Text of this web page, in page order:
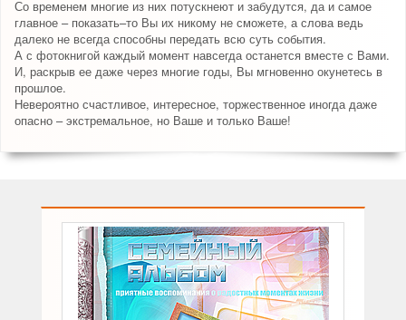
Со временем многие из них потускнеют и забудутся, да и самое
главное – показать–то Вы их никому не сможете, а слова ведь
далеко не всегда способны передать всю суть события.
А с фотокнигой каждый момент навсегда останется вместе с Вами.
И, раскрыв ее даже через многие годы, Вы мгновенно окунетесь в
прошлое.
Невероятно счастливое, интересное, торжественное иногда даже
опасно – экстремальное, но Ваше и только Ваше!